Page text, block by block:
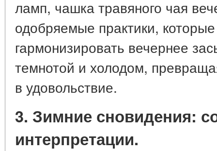
ламп, чашка травяного чая
одобряемые практики,
гармонизировать вечернее
темнотой и холодом,
в удовольствие.
3. Зимние сновидения:
интерпретации.